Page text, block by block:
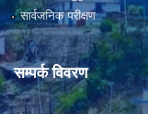
सार्वजनिक परीक्षण
सम्पर्क विवरण